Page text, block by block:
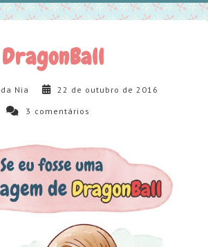
DragonBall
Nia 22 de outubro de 2016
3 comentários